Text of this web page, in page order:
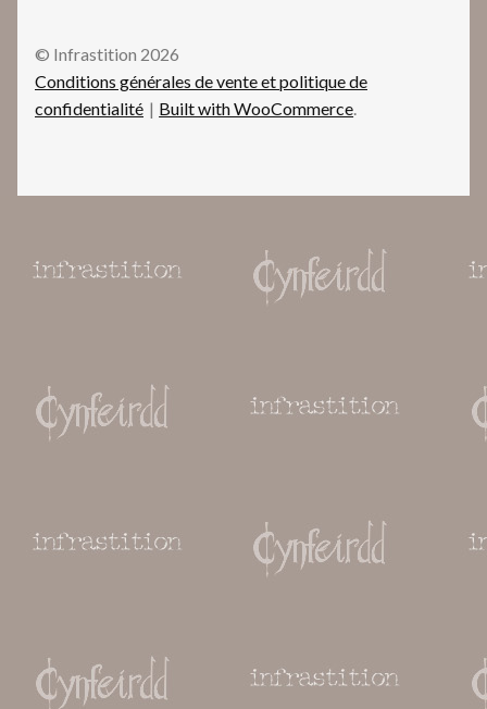
© Infrastition 2026
Conditions générales de vente et politique de
confidentialité
Built with WooCommerce.